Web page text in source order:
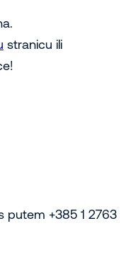
stranicu ili
putem +385 1 2763